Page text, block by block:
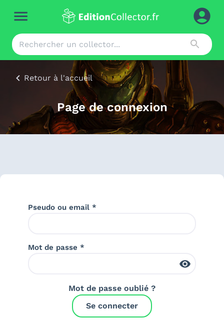
Retour à l'accueil
Page de connexion
Pseudo ou email *
Mot de passe *
Mot de passe oublié ?
Se connecter